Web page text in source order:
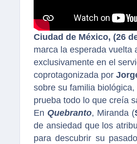
Ciudad de México, (26
marca la esperada vuelta
exclusivamente en el
coprotagonizada por
sobre su familia
prueba todo lo que creía
En Quebranto, Miranda (
de ansiedad que los
para descubrir su